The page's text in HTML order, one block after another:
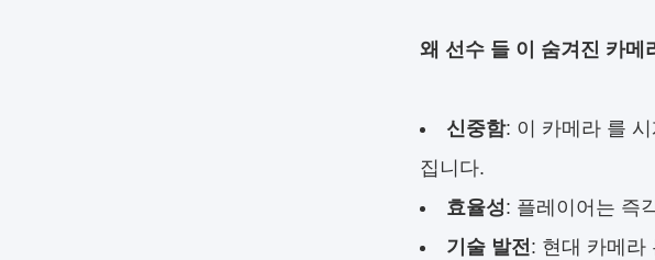
왜 선수 들 이 숨겨진 카메
신중함: 이 카메라 를
집니다.
효율성: 플레이어는 즉
기술 발전: 현대 카메라